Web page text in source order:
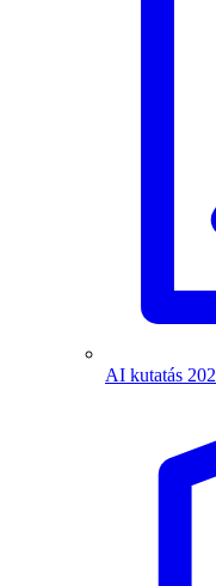
AI kutatás